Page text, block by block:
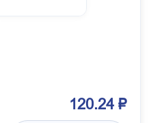
120.24 ₽